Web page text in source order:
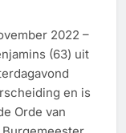
2022 –
(63) uit
en is
Orde van